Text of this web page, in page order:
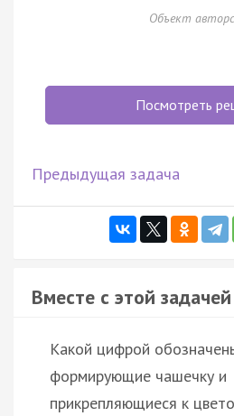
Объект
Посмотреть
Предыдущая задача
Вместе с этой
Какой цифрой
формирующие чашечку и
прикрепляющиеся к